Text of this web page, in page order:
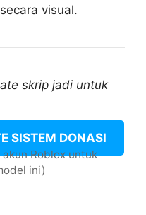
visual.
skrip jadi untuk
SISTEM DONASI
Roblox untuk
ini)